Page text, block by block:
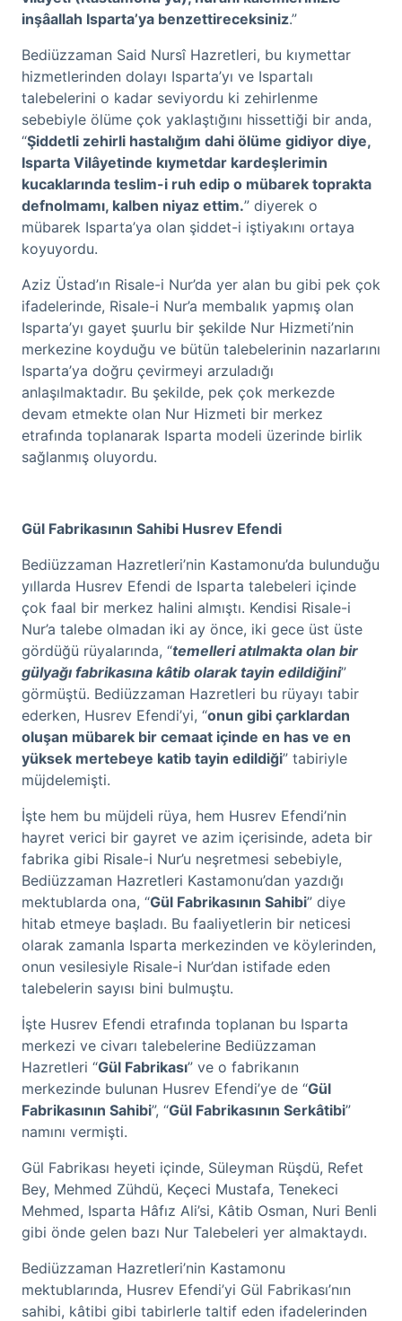
inşâallah Isparta’ya benzettireceksiniz.”
Bediüzzaman Said Nursî Hazretleri, bu kıymettar
hizmetlerinden dolayı Isparta’yı ve Ispartalı
talebelerini o kadar seviyordu ki zehirlenme
sebebiyle ölüme çok yaklaştığını hissettiği bir anda,
“Şiddetli zehirli hastalığım dahi ölüme gidiyor diye,
Isparta Vilâyetinde kıymetdar kardeşlerimin
kucaklarında teslim-i ruh edip o mübarek toprakta
defnolmamı, kalben niyaz ettim.” diyerek o
mübarek Isparta’ya olan şiddet-i iştiyakını ortaya
koyuyordu.
Aziz Üstad’ın Risale-i Nur’da yer alan bu gibi pek çok
ifadelerinde, Risale-i Nur’a membalık yapmış olan
Isparta’yı gayet şuurlu bir şekilde Nur Hizmeti’nin
merkezine koyduğu ve bütün talebelerinin nazarlarını
Isparta’ya doğru çevirmeyi arzuladığı
anlaşılmaktadır. Bu şekilde, pek çok merkezde
devam etmekte olan Nur Hizmeti bir merkez
etrafında toplanarak Isparta modeli üzerinde birlik
sağlanmış oluyordu.
Gül Fabrikasının Sahibi Husrev Efendi
Bediüzzaman Hazretleri’nin Kastamonu’da bulunduğu
yıllarda Husrev Efendi de Isparta talebeleri içinde
çok faal bir merkez halini almıştı. Kendisi Risale-i
Nur’a talebe olmadan iki ay önce, iki gece üst üste
gördüğü rüyalarında, “temelleri atılmakta olan bir
gülyağı fabrikasına kâtib olarak tayin edildiğini”
görmüştü. Bediüzzaman Hazretleri bu rüyayı tabir
ederken, Husrev Efendi’yi, “onun gibi çarklardan
oluşan mübarek bir cemaat içinde en has ve en
yüksek mertebeye katib tayin edildiği” tabiriyle
müjdelemişti.
İşte hem bu müjdeli rüya, hem Husrev Efendi’nin
hayret verici bir gayret ve azim içerisinde, adeta bir
fabrika gibi Risale-i Nur’u neşretmesi sebebiyle,
Bediüzzaman Hazretleri Kastamonu’dan yazdığı
mektublarda ona, “Gül Fabrikasının Sahibi” diye
hitab etmeye başladı. Bu faaliyetlerin bir neticesi
olarak zamanla Isparta merkezinden ve köylerinden,
onun vesilesiyle Risale-i Nur’dan istifade eden
talebelerin sayısı bini bulmuştu.
İşte Husrev Efendi etrafında toplanan bu Isparta
merkezi ve civarı talebelerine Bediüzzaman
Hazretleri “Gül Fabrikası” ve o fabrikanın
merkezinde bulunan Husrev Efendi’ye de “Gül
Fabrikasının Sahibi”, “Gül Fabrikasının Serkâtibi”
namını vermişti.
Gül Fabrikası heyeti içinde, Süleyman Rüşdü, Refet
Bey, Mehmed Zühdü, Keçeci Mustafa, Tenekeci
Mehmed, Isparta Hâfız Ali’si, Kâtib Osman, Nuri Benli
gibi önde gelen bazı Nur Talebeleri yer almaktaydı.
Bediüzzaman Hazretleri’nin Kastamonu
mektublarında, Husrev Efendi’yi Gül Fabrikası’nın
sahibi, kâtibi gibi tabirlerle taltif eden ifadelerinden